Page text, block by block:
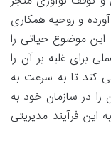
و روحیه همکاری
این موضوع حیاتی را
برای غلبه بر آن را
کند تا به سرعت به
در سازمان خود به
این فرآیند مدیریتی